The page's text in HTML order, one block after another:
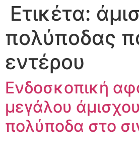
Ετικέτα:
πολύποδας
εντέρου
Ενδοσκοπική
μεγάλου άμισχου
πολύποδα στο